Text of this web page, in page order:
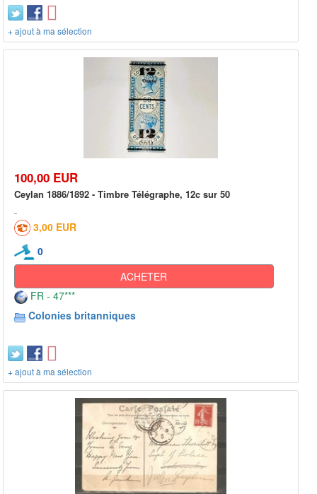
+ ajout à ma sélection
100,00 EUR
Ceylan 1886/1892 - Timbre Télégraphe, 12c sur 50
3,00 EUR
0
ACHETER
FR - 47***
Colonies britanniques
+ ajout à ma sélection